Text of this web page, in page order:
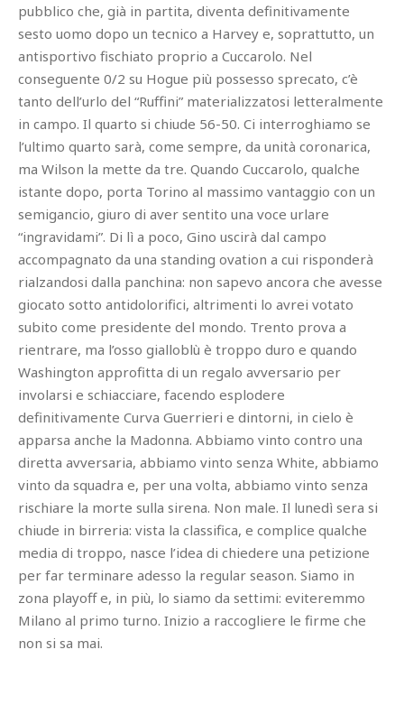
pubblico che, già in partita, diventa definitivamente
sesto uomo dopo un tecnico a Harvey e, soprattutto, un
antisportivo fischiato proprio a Cuccarolo. Nel
conseguente 0/2 su Hogue più possesso sprecato, c’è
tanto dell’urlo del “Ruffini” materializzatosi letteralmente
in campo. Il quarto si chiude 56-50. Ci interroghiamo se
l’ultimo quarto sarà, come sempre, da unità coronarica,
ma Wilson la mette da tre. Quando Cuccarolo, qualche
istante dopo, porta Torino al massimo vantaggio con un
semigancio, giuro di aver sentito una voce urlare
“ingravidami”. Di lì a poco, Gino uscirà dal campo
accompagnato da una standing ovation a cui risponderà
rialzandosi dalla panchina: non sapevo ancora che avesse
giocato sotto antidolorifici, altrimenti lo avrei votato
subito come presidente del mondo. Trento prova a
rientrare, ma l’osso gialloblù è troppo duro e quando
Washington approfitta di un regalo avversario per
involarsi e schiacciare, facendo esplodere
definitivamente Curva Guerrieri e dintorni, in cielo è
apparsa anche la Madonna. Abbiamo vinto contro una
diretta avversaria, abbiamo vinto senza White, abbiamo
vinto da squadra e, per una volta, abbiamo vinto senza
rischiare la morte sulla sirena. Non male. Il lunedì sera si
chiude in birreria: vista la classifica, e complice qualche
media di troppo, nasce l’idea di chiedere una petizione
per far terminare adesso la regular season. Siamo in
zona playoff e, in più, lo siamo da settimi: eviteremmo
Milano al primo turno. Inizio a raccogliere le firme che
non si sa mai.